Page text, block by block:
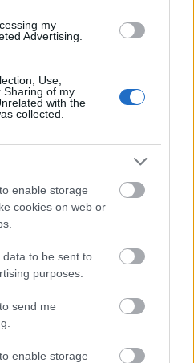
my
Advertising.
Use,
Sharing of my
with the
collected.
enable storage
cookies on web or
to be sent to
purposes.
send me
enable storage
induló
3 literben